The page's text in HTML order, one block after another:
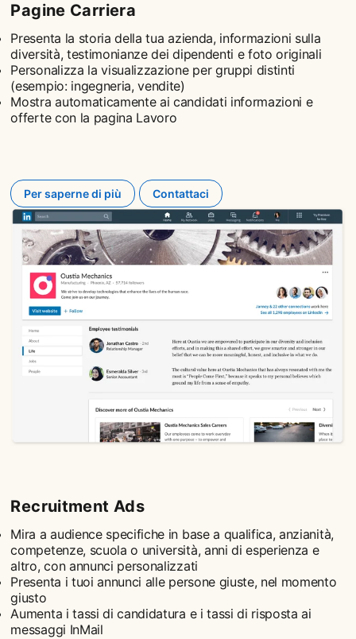
Pagine Carriera
Presenta la storia della tua azienda, informazioni sulla
diversità, testimonianze dei dipendenti e foto originali
Personalizza la visualizzazione per gruppi distinti
(esempio: ingegneria, vendite)
Mostra automaticamente ai candidati informazioni e
offerte con la pagina Lavoro
Per saperne di più Contattaci
Recruitment Ads
Mira a audience specifiche in base a qualifica, anzianità,
competenze, scuola o università, anni di esperienza e
altro, con annunci personalizzati
Presenta i tuoi annunci alle persone giuste, nel momento
giusto
Aumenta i tassi di candidatura e i tassi di risposta ai
messaggi InMail